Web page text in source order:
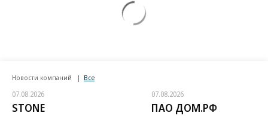
Новости компаний Все
07.08.2026
STONE
07.08.2026
ПАО ДОМ.РФ